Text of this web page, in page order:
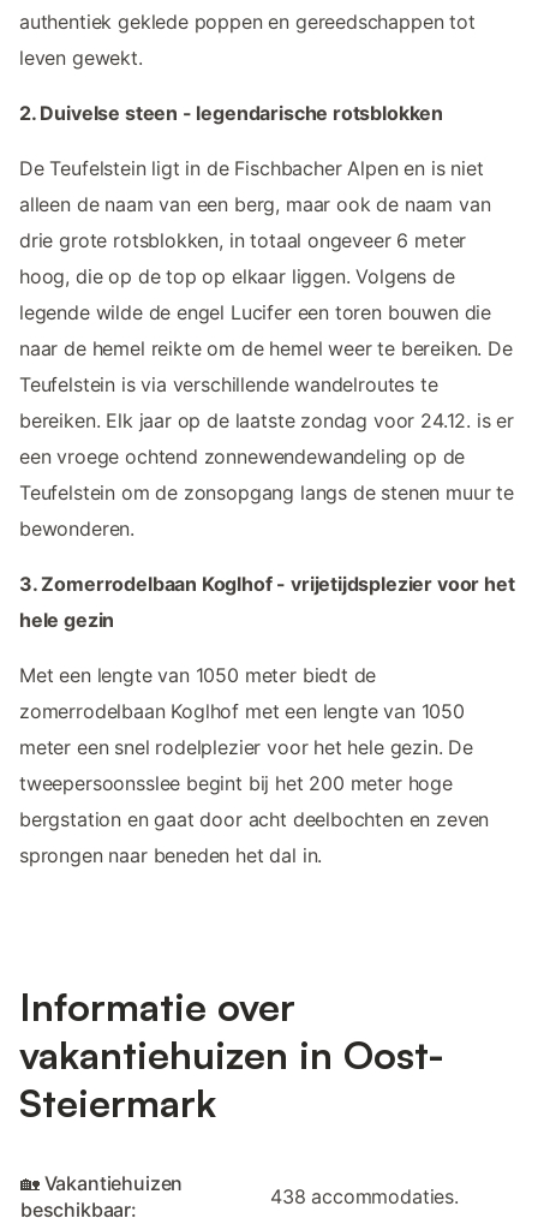
authentiek geklede poppen en gereedschappen tot
leven gewekt.
2. Duivelse steen - legendarische rotsblokken
De Teufelstein ligt in de Fischbacher Alpen en is niet
alleen de naam van een berg, maar ook de naam van
drie grote rotsblokken, in totaal ongeveer 6 meter
hoog, die op de top op elkaar liggen. Volgens de
legende wilde de engel Lucifer een toren bouwen die
naar de hemel reikte om de hemel weer te bereiken. De
Teufelstein is via verschillende wandelroutes te
bereiken. Elk jaar op de laatste zondag voor 24.12. is er
een vroege ochtend zonnewendewandeling op de
Teufelstein om de zonsopgang langs de stenen muur te
bewonderen.
3. Zomerrodelbaan Koglhof - vrijetijdsplezier voor het
hele gezin
Met een lengte van 1050 meter biedt de
zomerrodelbaan Koglhof met een lengte van 1050
meter een snel rodelplezier voor het hele gezin. De
tweepersoonsslee begint bij het 200 meter hoge
bergstation en gaat door acht deelbochten en zeven
sprongen naar beneden het dal in.
Informatie over
vakantiehuizen in Oost-
Steiermark
🏡 Vakantiehuizen
beschikbaar:
438 accommodaties.